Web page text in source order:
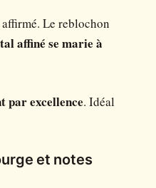
Le reblochon
affiné se marie à
par excellence. Idéal
et notes